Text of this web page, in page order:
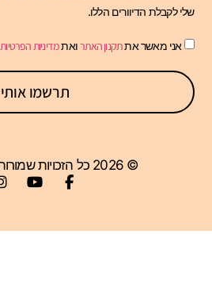
שלי לקבלת הדיוורים הללו.
אני מאשר אתתקנון האתרואתמדיניות הפרטיות
תרשמו אותי
© 2026 כל הזכויות שמורות לקוקאנדשוט